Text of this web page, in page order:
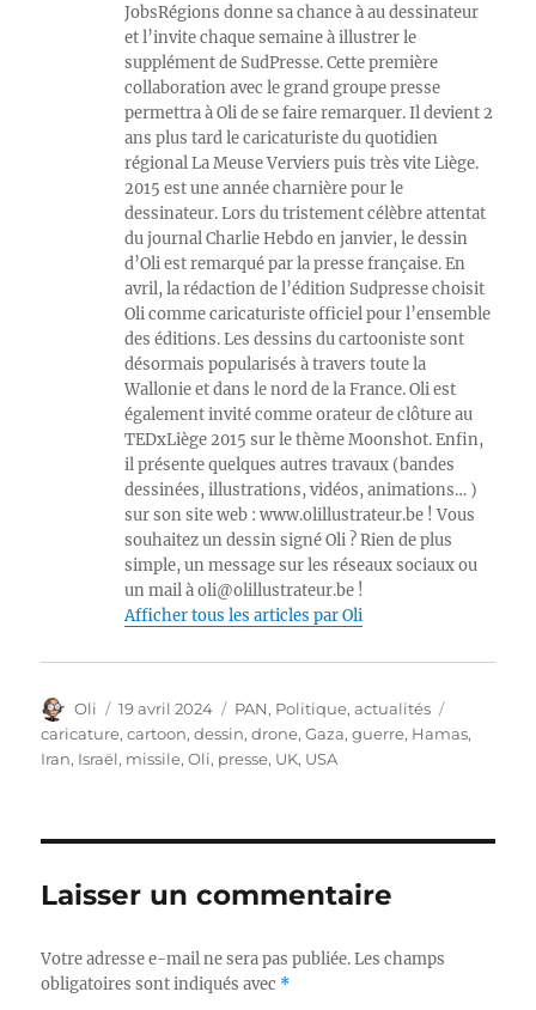
JobsRégions donne sa chance à au dessinateur
et l’invite chaque semaine à illustrer le
supplément de SudPresse. Cette première
collaboration avec le grand groupe presse
permettra à Oli de se faire remarquer. Il devient 2
ans plus tard le caricaturiste du quotidien
régional La Meuse Verviers puis très vite Liège.
2015 est une année charnière pour le
dessinateur. Lors du tristement célèbre attentat
du journal Charlie Hebdo en janvier, le dessin
d’Oli est remarqué par la presse française. En
avril, la rédaction de l’édition Sudpresse choisit
Oli comme caricaturiste officiel pour l’ensemble
des éditions. Les dessins du cartooniste sont
désormais popularisés à travers toute la
Wallonie et dans le nord de la France. Oli est
également invité comme orateur de clôture au
TEDxLiège 2015 sur le thème Moonshot. Enfin,
il présente quelques autres travaux (bandes
dessinées, illustrations, vidéos, animations… )
sur son site web : www.olillustrateur.be ! Vous
souhaitez un dessin signé Oli ? Rien de plus
simple, un message sur les réseaux sociaux ou
un mail à oli@olillustrateur.be !
Afficher tous les articles par Oli
Auteur
Oli
Publié
le
19 avril 2024 Catégories
PAN, Politique, actualités
caricature,cartoon,dessin,drone,Gaza,guerre, Hamas,
Iran, Israël, missile,Oli, presse, UK, USA
Laisser un commentaire
Votre adresse e-mail ne sera pas publiée. Les champs
obligatoires sont indiqués avec *